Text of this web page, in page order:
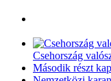
Csehország
Második részt